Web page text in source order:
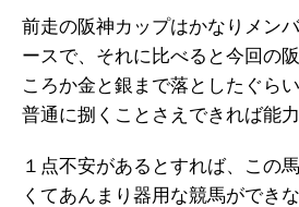
前走の阪神カップはかなりメン
ースで、それに比べると今回の
ころか金と銀まで落としたぐら
普通に捌くことさえできれば能
１点不安があるとすれば、この
くてあんまり器用な競馬ができ